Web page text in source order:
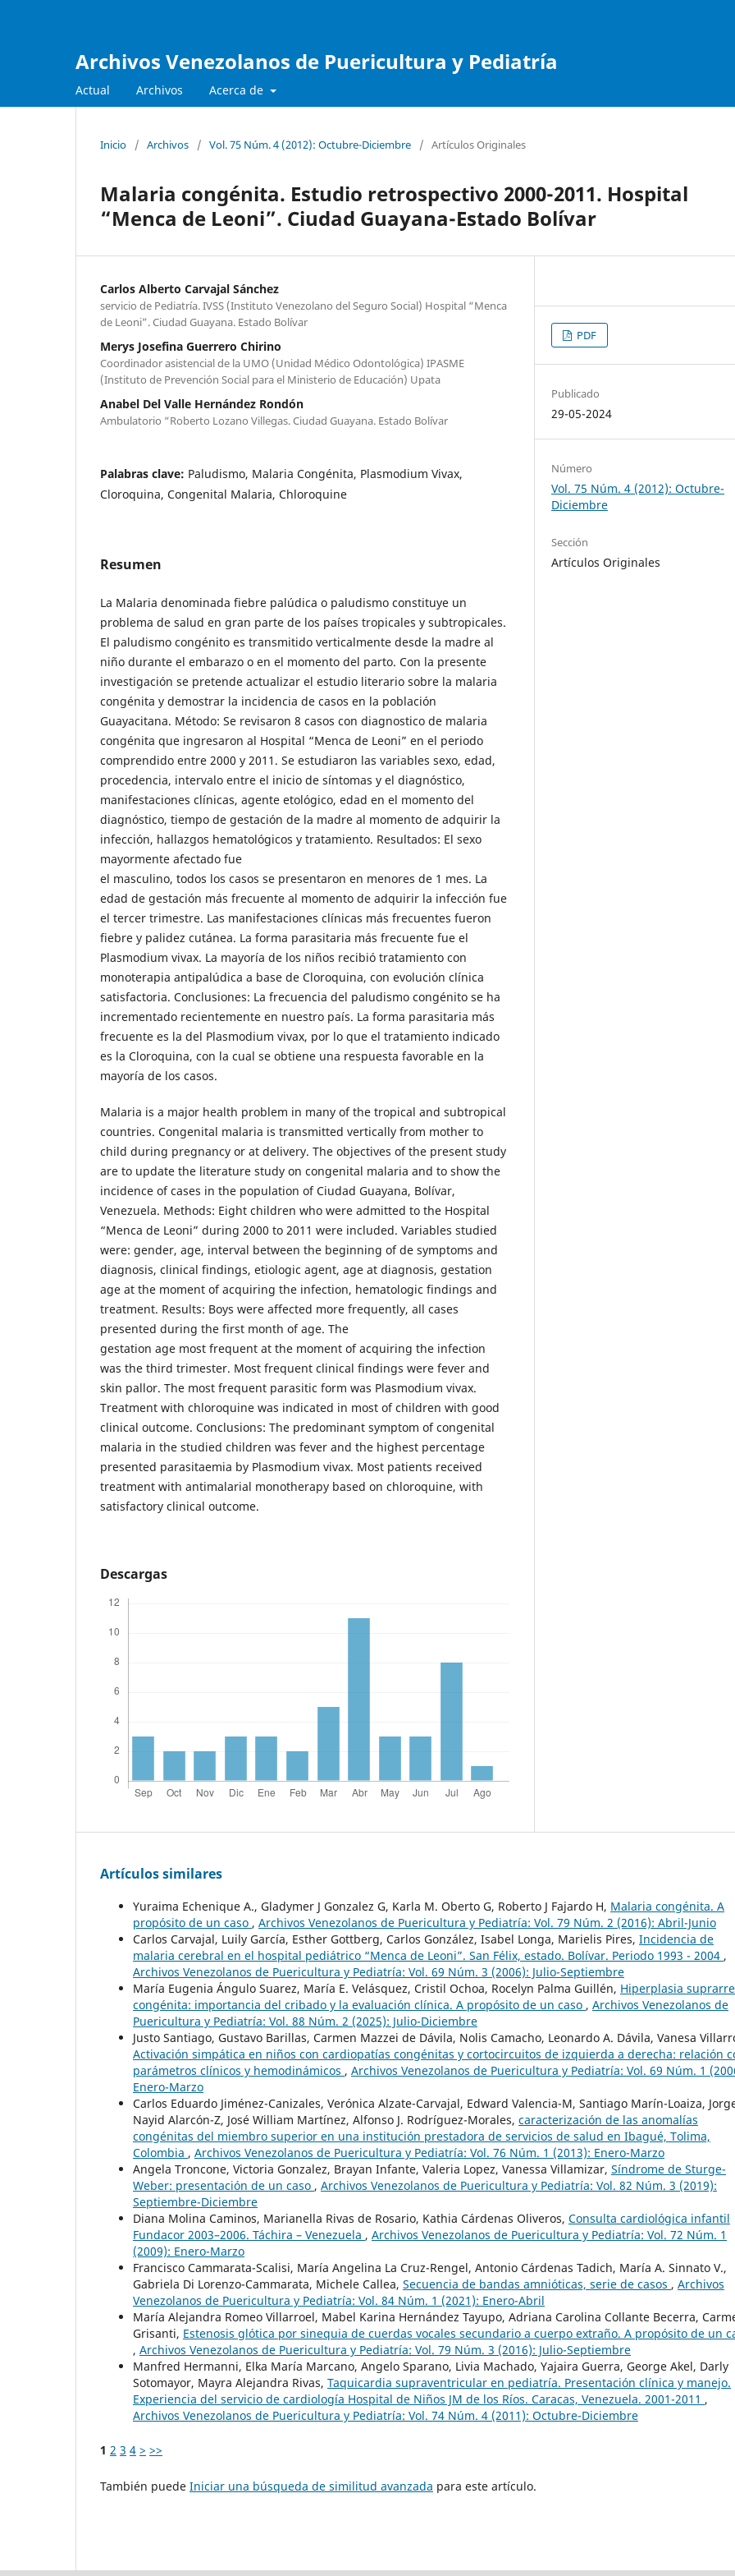
Archivos Venezolanos de Puericultura y Pediatría
Actual Archivos Acerca de
Inicio / Archivos / Vol. 75 Núm. 4 (2012): Octubre-Diciembre / Artículos Originales
Malaria congénita. Estudio retrospectivo 2000-2011. Hospital
“Menca de Leoni”. Ciudad Guayana-Estado Bolívar
Carlos Alberto Carvajal Sánchez
servicio de Pediatría. IVSS (Instituto Venezolano del Seguro Social) Hospital “Menca
de Leoni”. Ciudad Guayana. Estado Bolívar
Merys Josefina Guerrero Chirino
Coordinador asistencial de la UMO (Unidad Médico Odontológica) IPASME
(Instituto de Prevención Social para el Ministerio de Educación) Upata
Anabel Del Valle Hernández Rondón
Ambulatorio “Roberto Lozano Villegas. Ciudad Guayana. Estado Bolívar
Palabras clave: Paludismo, Malaria Congénita, Plasmodium Vivax,
Cloroquina, Congenital Malaria, Chloroquine
Resumen
La Malaria denominada fiebre palúdica o paludismo constituye un
problema de salud en gran parte de los países tropicales y subtropicales.
El paludismo congénito es transmitido verticalmente desde la madre al
niño durante el embarazo o en el momento del parto. Con la presente
investigación se pretende actualizar el estudio literario sobre la malaria
congénita y demostrar la incidencia de casos en la población
Guayacitana. Método: Se revisaron 8 casos con diagnostico de malaria
congénita que ingresaron al Hospital “Menca de Leoni” en el periodo
comprendido entre 2000 y 2011. Se estudiaron las variables sexo, edad,
procedencia, intervalo entre el inicio de síntomas y el diagnóstico,
manifestaciones clínicas, agente etológico, edad en el momento del
diagnóstico, tiempo de gestación de la madre al momento de adquirir la
infección, hallazgos hematológicos y tratamiento. Resultados: El sexo
mayormente afectado fue
el masculino, todos los casos se presentaron en menores de 1 mes. La
edad de gestación más frecuente al momento de adquirir la infección fue
el tercer trimestre. Las manifestaciones clínicas más frecuentes fueron
fiebre y palidez cutánea. La forma parasitaria más frecuente fue el
Plasmodium vivax. La mayoría de los niños recibió tratamiento con
monoterapia antipalúdica a base de Cloroquina, con evolución clínica
satisfactoria. Conclusiones: La frecuencia del paludismo congénito se ha
incrementado recientemente en nuestro país. La forma parasitaria más
frecuente es la del Plasmodium vivax, por lo que el tratamiento indicado
es la Cloroquina, con la cual se obtiene una respuesta favorable en la
mayoría de los casos.
Malaria is a major health problem in many of the tropical and subtropical
countries. Congenital malaria is transmitted vertically from mother to
child during pregnancy or at delivery. The objectives of the present study
are to update the literature study on congenital malaria and to show the
incidence of cases in the population of Ciudad Guayana, Bolívar,
Venezuela. Methods: Eight children who were admitted to the Hospital
“Menca de Leoni” during 2000 to 2011 were included. Variables studied
were: gender, age, interval between the beginning of de symptoms and
diagnosis, clinical findings, etiologic agent, age at diagnosis, gestation
age at the moment of acquiring the infection, hematologic findings and
treatment. Results: Boys were affected more frequently, all cases
presented during the first month of age. The
gestation age most frequent at the moment of acquiring the infection
was the third trimester. Most frequent clinical findings were fever and
skin pallor. The most frequent parasitic form was Plasmodium vivax.
Treatment with chloroquine was indicated in most of children with good
clinical outcome. Conclusions: The predominant symptom of congenital
malaria in the studied children was fever and the highest percentage
presented parasitaemia by Plasmodium vivax. Most patients received
treatment with antimalarial monotherapy based on chloroquine, with
satisfactory clinical outcome.
Descargas
PDF
Publicado
29-05-2024
Número
Vol. 75 Núm. 4 (2012): Octubre-
Diciembre
Sección
Artículos Originales
Artículos similares
Yuraima Echenique A., Gladymer J Gonzalez G, Karla M. Oberto G, Roberto J Fajardo H, Malaria congénita. A
propósito de un caso , Archivos Venezolanos de Puericultura y Pediatría: Vol. 79 Núm. 2 (2016): Abril-Junio
Carlos Carvajal, Luily García, Esther Gottberg, Carlos González, Isabel Longa, Marielis Pires, Incidencia de
malaria cerebral en el hospital pediátrico “Menca de Leoni”. San Félix, estado. Bolívar. Periodo 1993 - 2004 ,
Archivos Venezolanos de Puericultura y Pediatría: Vol. 69 Núm. 3 (2006): Julio-Septiembre
María Eugenia Ángulo Suarez, María E. Velásquez, Cristil Ochoa, Rocelyn Palma Guillén, Hiperplasia
congénita: importancia del cribado y la evaluación clínica. A propósito de un caso , Archivos Venezolanos de
Puericultura y Pediatría: Vol. 88 Núm. 2 (2025): Julio-Diciembre
Justo Santiago, Gustavo Barillas, Carmen Mazzei de Dávila, Nolis Camacho, Leonardo A. Dávila, Vanesa
Activación simpática en niños con cardiopatías congénitas y cortocircuitos de izquierda a derecha: relación
parámetros clínicos y hemodinámicos , Archivos Venezolanos de Puericultura y Pediatría: Vol. 69 Núm. 1
Enero-Marzo
Carlos Eduardo Jiménez-Canizales, Verónica Alzate-Carvajal, Edward Valencia-M, Santiago Marín-Loaiza,
Nayid Alarcón-Z, José William Martínez, Alfonso J. Rodríguez-Morales, caracterización de las anomalías
congénitas del miembro superior en una institución prestadora de servicios de salud en Ibagué, Tolima,
Colombia , Archivos Venezolanos de Puericultura y Pediatría: Vol. 76 Núm. 1 (2013): Enero-Marzo
Angela Troncone, Victoria Gonzalez, Brayan Infante, Valeria Lopez, Vanessa Villamizar, Síndrome de Sturge-
Weber: presentación de un caso , Archivos Venezolanos de Puericultura y Pediatría: Vol. 82 Núm. 3 (2019):
Septiembre-Diciembre
Diana Molina Caminos, Marianella Rivas de Rosario, Kathia Cárdenas Oliveros, Consulta cardiológica infantil
Fundacor 2003–2006. Táchira – Venezuela , Archivos Venezolanos de Puericultura y Pediatría: Vol. 72 Núm. 1
(2009): Enero-Marzo
Francisco Cammarata-Scalisi, María Angelina La Cruz-Rengel, Antonio Cárdenas Tadich, María A. Sinnato V.,
Gabriela Di Lorenzo-Cammarata, Michele Callea, Secuencia de bandas amnióticas, serie de casos , Archivos
Venezolanos de Puericultura y Pediatría: Vol. 84 Núm. 1 (2021): Enero-Abril
María Alejandra Romeo Villarroel, Mabel Karina Hernández Tayupo, Adriana Carolina Collante Becerra,
Grisanti, Estenosis glótica por sinequia de cuerdas vocales secundario a cuerpo extraño. A propósito de un
, Archivos Venezolanos de Puericultura y Pediatría: Vol. 79 Núm. 3 (2016): Julio-Septiembre
Manfred Hermanni, Elka María Marcano, Angelo Sparano, Livia Machado, Yajaira Guerra, George Akel, Darly
Sotomayor, Mayra Alejandra Rivas, Taquicardia supraventricular en pediatría. Presentación clínica y manejo.
Experiencia del servicio de cardiología Hospital de Niños JM de los Ríos. Caracas, Venezuela. 2001-2011 ,
Archivos Venezolanos de Puericultura y Pediatría: Vol. 74 Núm. 4 (2011): Octubre-Diciembre
1 2 3 4 > >>
También puede Iniciar una búsqueda de similitud avanzada para este artículo.